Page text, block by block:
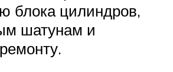
блока цилиндров,
шатунам и